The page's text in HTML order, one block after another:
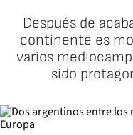
Después de
continente es
varios
sido